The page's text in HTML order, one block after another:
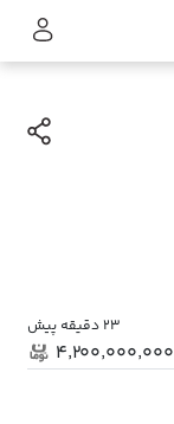
23 دقیقه پیش
۴٬۲۰۰٬۰۰۰٬۰۰۰